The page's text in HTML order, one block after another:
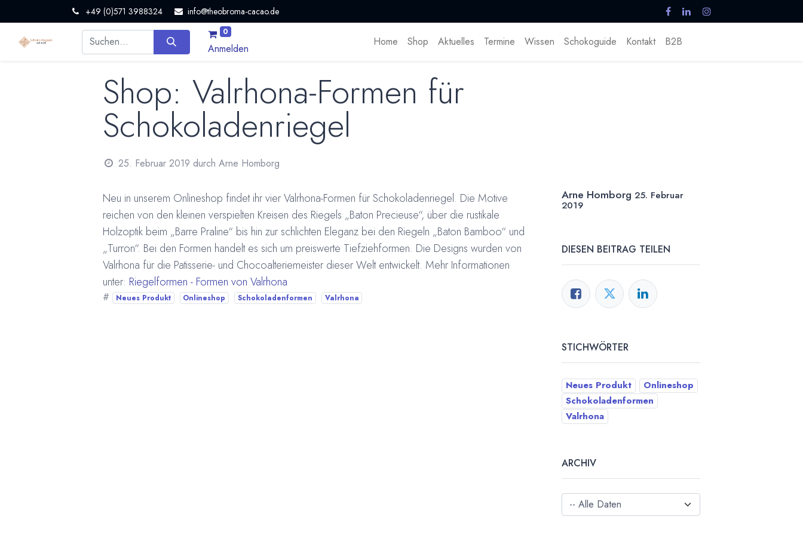
+49 (0)571 3988324 info@theobroma-cacao.de
0
Anmelden
Home Shop Aktuelles Termine Wissen Schokoguide Kontakt B2B
Shop: Valrhona-Formen für
Schokoladenriegel
25. Februar 2019 durch Arne Homborg
Neu in unserem Onlineshop findet ihr vier Valrhona-Formen für Schokoladenriegel. Die Motive
reichen von den kleinen verspielten Kreisen des Riegels „Baton Precieuse“, über die rustikale
Holzoptik beim „Barre Praline“ bis hin zur schlichten Eleganz bei den Riegeln „Baton Bamboo“ und
„Turron“. Bei den Formen handelt es sich um preiswerte Tiefziehformen. Die Designs wurden von
Valrhona für die Patisserie- und Chocoalteriemeister dieser Welt entwickelt. Mehr Informationen
unter: Riegelformen - Formen von Valrhona
# Neues Produkt Onlineshop Schokoladenformen Valrhona
Arne Homborg 25. Februar
2019
DIESEN BEITRAG TEILEN
STICHWÖRTER
Neues Produkt
Onlineshop
Schokoladenformen
Valrhona
ARCHIV